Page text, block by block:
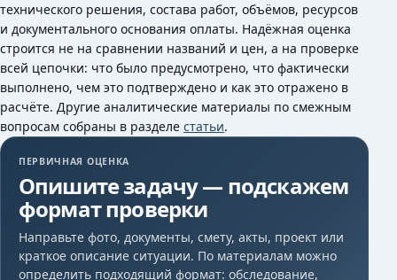
технического решения, состава работ, объёмов, ресурсов
и документального основания оплаты. Надёжная оценка
строится не на сравнении названий и цен, а на проверке
всей цепочки: что было предусмотрено, что фактически
выполнено, чем это подтверждено и как это отражено в
расчёте. Другие аналитические материалы по смежным
вопросам собраны в разделе статьи.
ПЕРВИЧНАЯ ОЦЕНКА
Опишите задачу — подскажем
формат проверки
Направьте фото, документы, смету, акты, проект или
краткое описание ситуации. По материалам можно
определить подходящий формат: обследование,